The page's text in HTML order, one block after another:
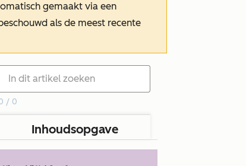
gemaakt via een
als de meest recente
/ 0
Inhoudsopgave